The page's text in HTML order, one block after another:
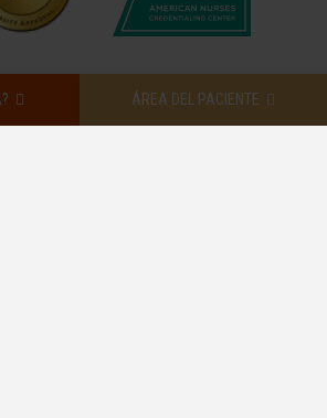
ÁREA DEL PACIENTE